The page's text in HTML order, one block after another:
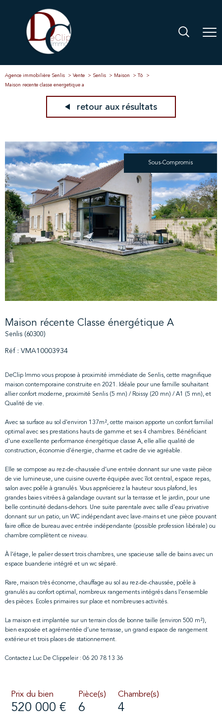
Agence immobilière Senlis Vente Senlis Maison
T6
Maison recente classe energetique a
retour aux résultats
Sous-Compromis
Maison récente Classe énergétique A
Senlis (60300)
Réf : VMA10003934
DeClip Immo vous propose à proximité immédiate de Senlis, cette magnifique
maison contemporaine construite en 2021. Idéale pour une famille souhaitant
allier confort moderne, proximité Senlis (5 mn) / Roissy (20 mn) / A1 (5 mn), et
Qualité de vie.
Avec sa surface au sol d'environ 137m², cette maison apporte un confort familial
optimal avec ses prestations hauts de gamme et ses 4 chambres. Bénéficiant
d'une excellente performance énergétique classe A, elle allie qualité de
construction, économie d'énergie, charme et cadre de vie agréable.
Elle se compose au rez-de-chaussée d’une entrée donnant sur une vaste pièce
de vie lumineuse, une cuisine ouverte équipée avec îlot central, espace repas,
salon avec poêle à granulés. Vous apprécierez la hauteur sous plafond, les
grandes baies vitrées à galandage ouvrant sur la terrasse et le jardin, pour une
belle continuité dedans-dehors. Une suite parentale avec salle d’eau privative
donnant sur un patio, un WC indépendant avec lave-mains et une pièce pouvant
faire office de bureau avec entrée indépendante (possible profession libérale) ou
chambre complètent ce niveau.
À l’étage, le palier dessert trois chambres, une spacieuse salle de bains avec un
espace buanderie intégré et un wc séparé.
Rare, maison très économe, chauffage au sol au rez-de-chaussée, poêle à
granulés au confort optimal, nombreux rangements intégrés dans l’ensemble
des pièces. Ecoles primaires sur place et nombreuses activités.
La maison est implantée sur un terrain clos de bonne taille (environ 500 m²),
bien exposée et agrémentée d’une terrasse, un grand espace de rangement
extérieur et trois places de stationnement.
Contactez Luc De Clippeleir : 06 20 78 13 36
Prix du bien
520 000 €
Pièce(s)
6
Chambre(s)
4